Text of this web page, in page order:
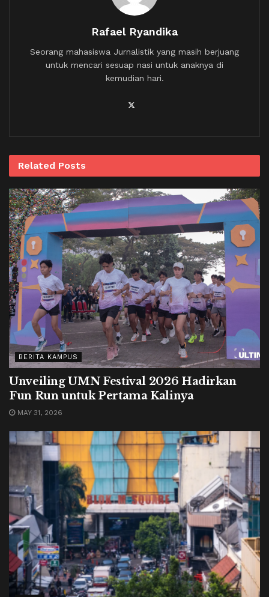
Rafael Ryandika
Seorang mahasiswa Jurnalistik yang masih berjuang
untuk mencari sesuap nasi untuk anaknya di
kemudian hari.
Related Posts
BERITA KAMPUS
Unveiling UMN Festival 2026 Hadirkan
Fun Run untuk Pertama Kalinya
MAY 31, 2026